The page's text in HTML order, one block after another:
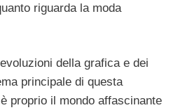
riguarda la moda
della grafica e dei
principale di questa
è proprio il mondo affascinante